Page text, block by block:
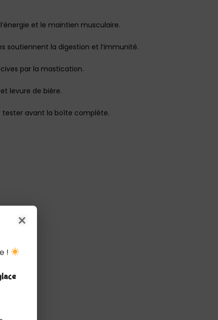
et le maintien musculaire.
soutiennent la digestion et l’immunité.
par la mastication.
levure de bière.
avant la boîte complète.
×
!